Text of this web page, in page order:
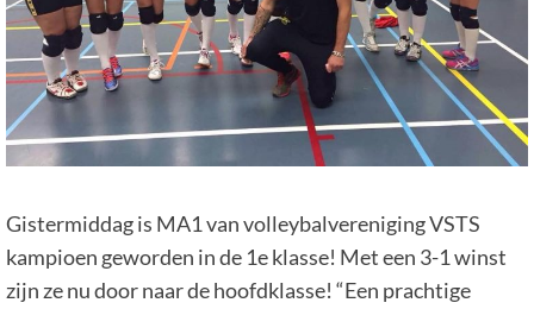
Gistermiddag is MA1 van volleybalvereniging VSTS
kampioen geworden in de 1e klasse! Met een 3-1 winst
zijn ze nu door naar de hoofdklasse! “Een prachtige